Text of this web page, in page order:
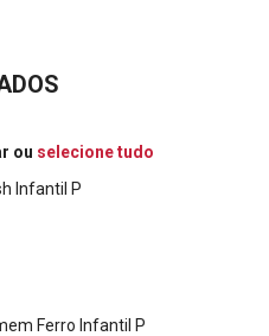
ou selecione tudo
Infantil P
Ferro Infantil P